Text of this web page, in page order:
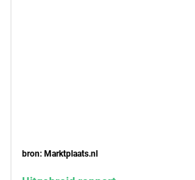
bron: Marktplaats.nl